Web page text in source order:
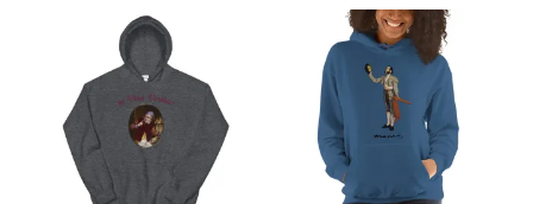
de
producto
producto
tiene
múltiples
variantes.
Las
opciones
tiene
múltiples
variantes.
Las
opciones
se